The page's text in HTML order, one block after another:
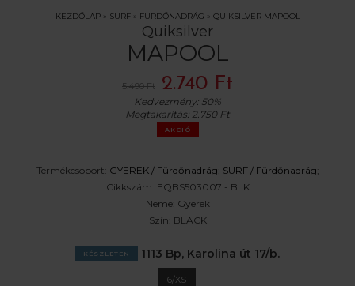
KEZDŐLAP» SURF» FÜRDŐNADRÁG » QUIKSILVER MAPOOL
Quiksilver
MAPOOL
5.490 Ft 2.740 Ft
Kedvezmény: 50%
Megtakarítás: 2.750 Ft
AKCIÓ
Termékcsoport: GYEREK / Fürdőnadrág; SURF / Fürdőnadrág;
Cikkszám: EQBS503007 - BLK
Neme: Gyerek
Szín: BLACK
KÉSZLETEN 1113 Bp, Karolina út 17/b.
6/XS